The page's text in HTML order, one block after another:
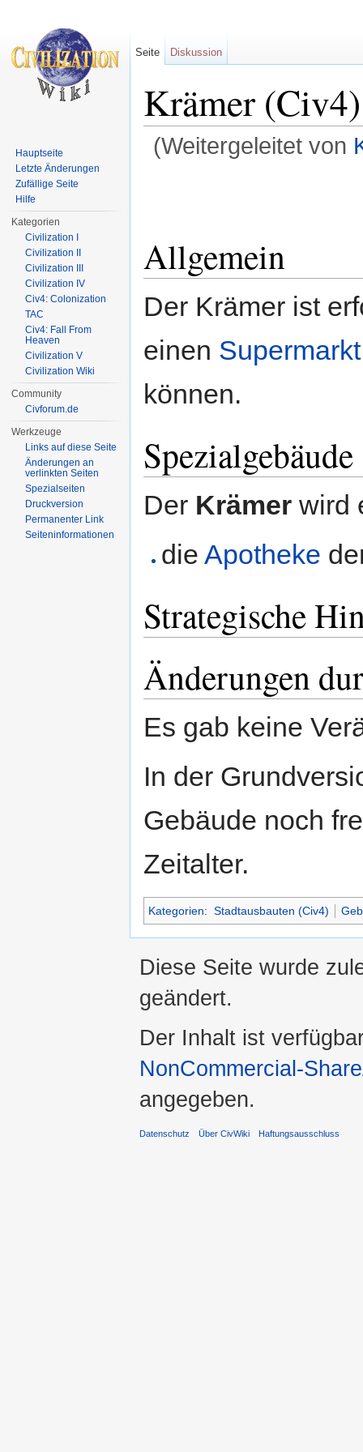
Krämer (Civ4)
(Weitergeleitet von
Allgemein
Der Krämer ist
einen Supermarkt
können.
Spezialgebäude
Der Krämer wird
dieApotheke
Strategische
Änderungen
Es gab keine
In der
Gebäude noch
Zeitalter.
Kategorien: Stadtausbauten (Civ4)
Seite Diskussion
Hauptseite
Letzte Änderungen
Zufällige Seite
Hilfe
Kategorien
Civilization I
Civilization II
Civilization III
Civilization IV
Civ4: Colonization
TAC
Civ4: Fall From
Heaven
Civilization V
Civilization Wiki
Community
Civforum.de
Werkzeuge
Links auf diese Seite
Änderungen an
verlinkten Seiten
Spezialseiten
Druckversion
Permanenter Link
Seiten­informationen
Diese Seite wurde
geändert.
Der Inhalt ist
NonCommercial-
angegeben.
Datenschutz Über CivWiki Haftungsausschluss